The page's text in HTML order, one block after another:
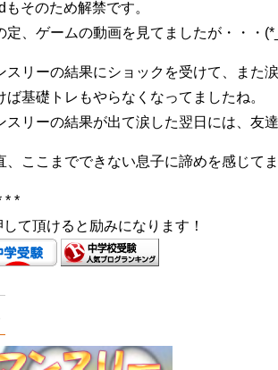
もそのため解禁です。
定、ゲームの動画を見てましたが・・・
スリーの結果にショックを受けて、また
ば基礎トレもやらなくなってましたね。
スリーの結果が出て涙した翌日には、友
、ここまでできない息子に諦めを感じてま
* *
して頂けると励みになります！